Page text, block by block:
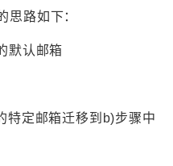
思路如下：
默认邮箱
特定邮箱迁移到b)步骤中